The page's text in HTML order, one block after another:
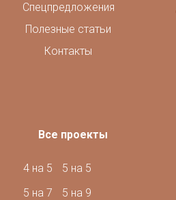
Спецпредложения
Полезные статьи
Контакты
Все проекты
4 на 5
5 на 5
5 на 7
5 на 9